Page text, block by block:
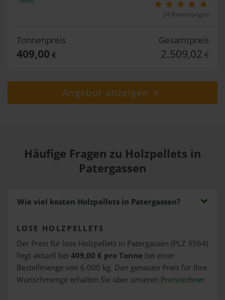
24 Bewertungen
Tonnenpreis
409,00 €
Gesamtpreis
2.509,02 €
Angebot anzeigen
Häufige Fragen zu Holzpellets in
Patergassen
Wie viel kosten Holzpellets in Patergassen?
LOSE HOLZPELLETS
Der Preis für lose Holzpellets in Patergassen (PLZ 9564)
liegt aktuell bei 409,00 € pro Tonne bei einer
Bestellmenge von 6.000 kg. Den genauen Preis für Ihre
Wunschmenge erhalten Sie über unseren Preisrechner.